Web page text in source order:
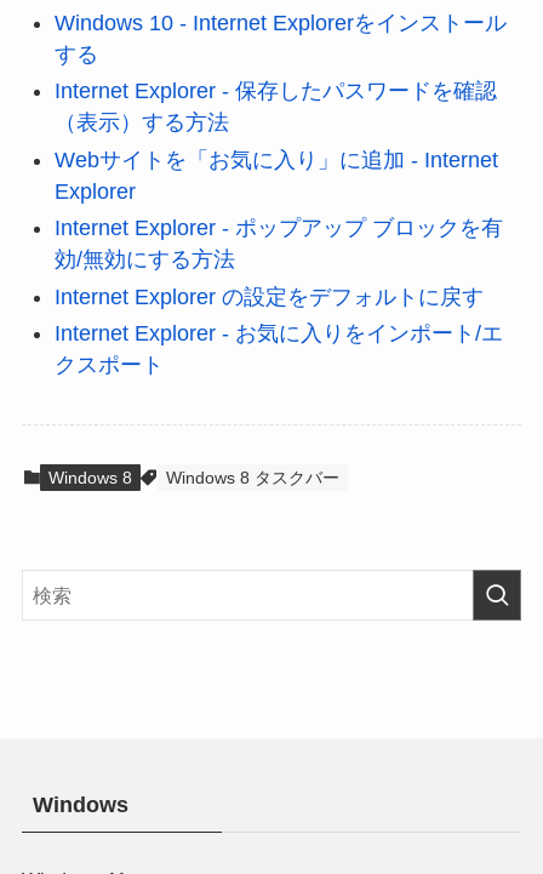
Windows 10 - Internet Explorerをインストール
する
Internet Explorer - 保存したパスワードを確認
（表示）する方法
Webサイトを「お気に入り」に追加 - Internet
Explorer
Internet Explorer - ポップアップ ブロックを有
効/無効にする方法
Internet Explorer の設定をデフォルトに戻す
Internet Explorer - お気に入りをインポート/エ
クスポート
Windows 8 Windows 8 タスクバー
Windows